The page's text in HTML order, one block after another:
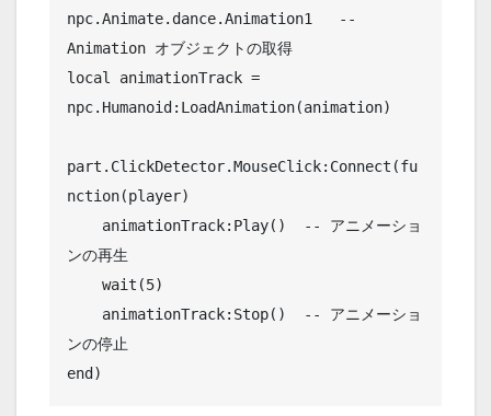
npc.Animate.dance.Animation1   --
Animation オブジェクトの取得
local animationTrack =
npc.Humanoid:LoadAnimation(animation)
part.ClickDetector.MouseClick:Connect(fu
nction(player)
ンの再生
ンの停止
end)